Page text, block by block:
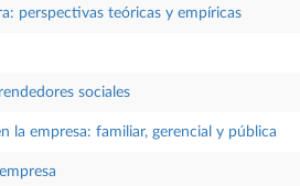
perspectivas teóricas y empíricas
sociales
la empresa: familiar, gerencial y pública